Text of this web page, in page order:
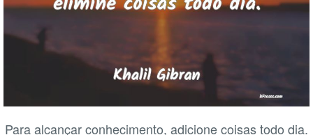
Para alcançar conhecimento, adicione coisas todo dia.